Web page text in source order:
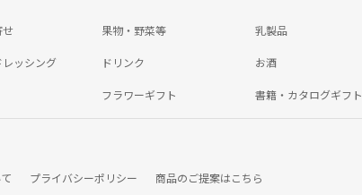
せ 果物・野菜等 乳製品
ッシング ドリンク お酒
フラワーギフト 書籍・カタログギフト
プライバシーポリシー 商品のご提案はこちら